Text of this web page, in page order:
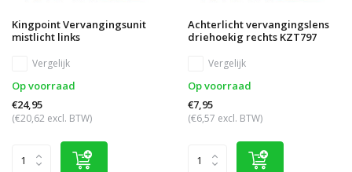
Kingpoint Vervangingsunit
mistlicht links
Vergelijk
Op voorraad
€24,95
(€20,62 excl. BTW)
Achterlicht vervangingslens
driehoekig rechts KZT797
Vergelijk
Op voorraad
€7,95
(€6,57 excl. BTW)